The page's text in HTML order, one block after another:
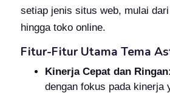
setiap jenis situs web, mulai
hingga toko online.
Fitur-Fitur Utama Tema
Kinerja Cepat dan Ringan:
dengan fokus pada kinerja